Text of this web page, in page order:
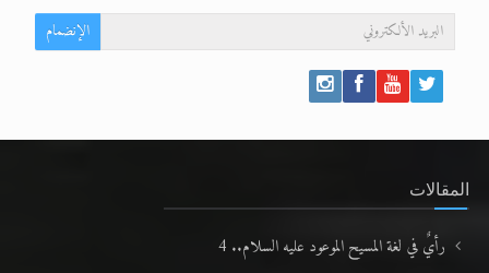
الإنضمام
المقالات
رأيٌ في لغة المسيح الموعود عليه السلام.. 4